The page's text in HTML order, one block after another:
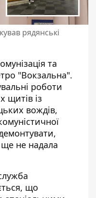
рядянські
та
"Вокзальна".
роботи
щитів із
вождів,
ще не надала
що